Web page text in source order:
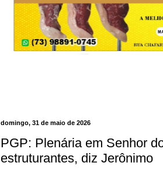
domingo, 31 de maio de 2026
PGP: Plenária em Senhor
estruturantes, diz Jerônimo